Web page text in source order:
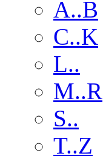
A..B
C..K
L..
M..R
S..
T..Z